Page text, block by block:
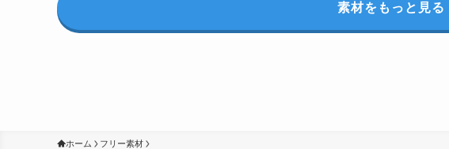
素材をもっと見る
ホーム フリー素材